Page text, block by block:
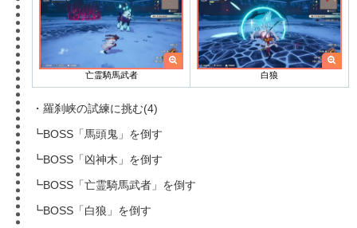
亡霊騎馬武者 白狼
・羅刹峡の試練に挑む(4)
┗BOSS「馬頭鬼」を倒す
┗BOSS「凶神木」を倒す
┗BOSS「亡霊騎馬武者」を倒す
┗BOSS「白狼」を倒す